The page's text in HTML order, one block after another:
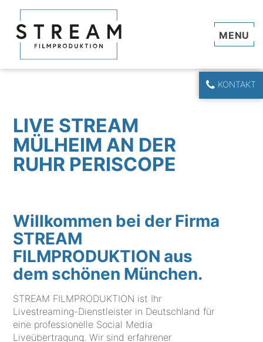
KONTAKT
LIVE STREAM
MÜLHEIM AN DER
RUHR PERISCOPE
Willkommen bei der Firma
STREAM
FILMPRODUKTION aus
dem schönen München.
STREAM FILMPRODUKTION ist Ihr
Livestreaming-Dienstleister in Deutschland für
eine professionelle Social Media
Liveübertragung. Wir sind erfahrener